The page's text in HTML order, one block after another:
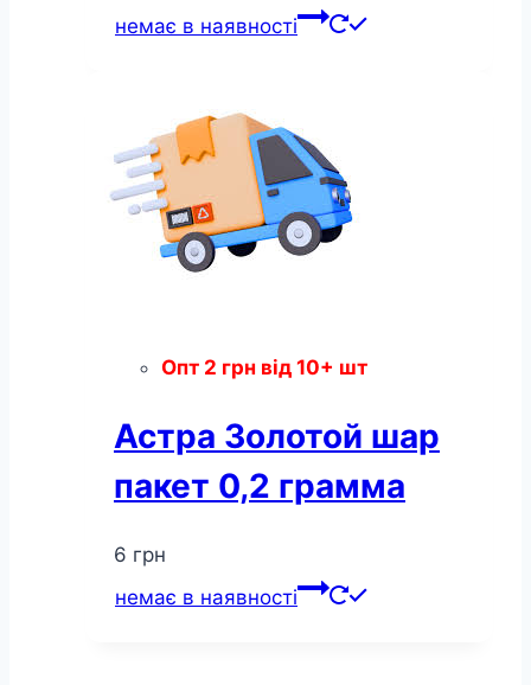
немає в наявності
Опт 2 грн від 10+ шт
Астра Золотой шар
пакет 0,2 грамма
6 грн
немає в наявності